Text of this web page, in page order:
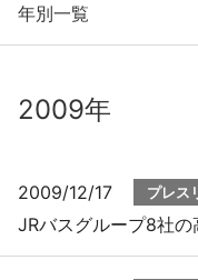
プレスリリー
年別一覧
2009年
2009/12/17 プレス
JRバスグループ8社